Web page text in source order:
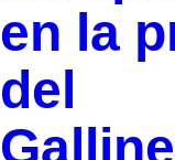
en la
del